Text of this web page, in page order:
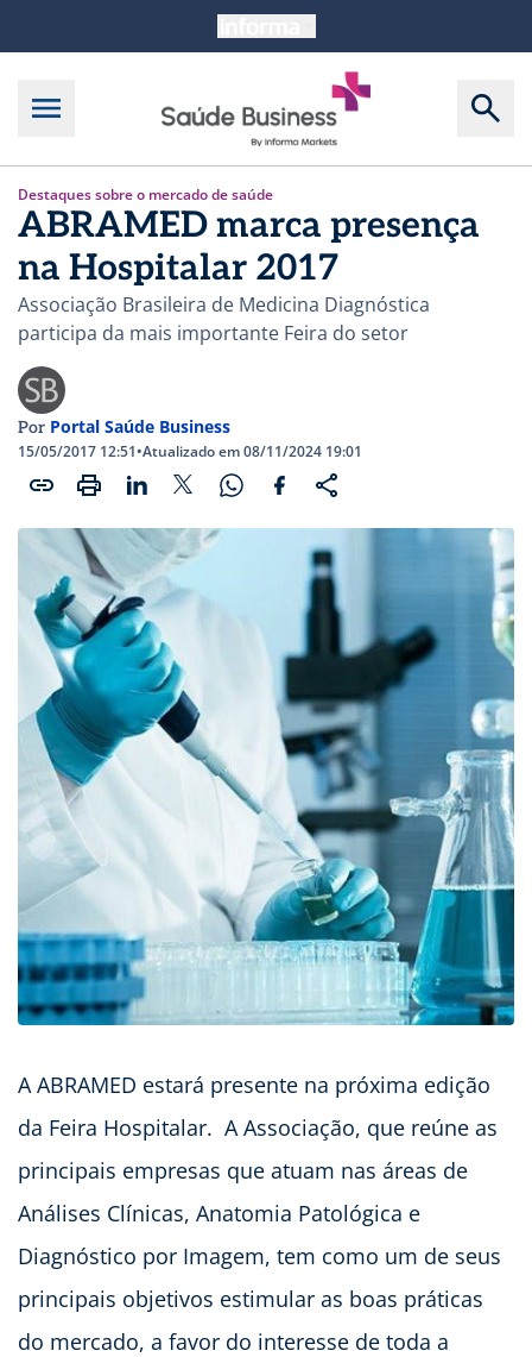
Destaques sobre o mercado de saúde
ABRAMED marca presença
na Hospitalar 2017
Associação Brasileira de Medicina Diagnóstica
participa da mais importante Feira do setor
Por Portal Saúde Business
15/05/2017 12:51•Atualizado em 08/11/2024 19:01
A ABRAMED estará presente na próxima edição
da Feira Hospitalar. A Associação, que reúne as
principais empresas que atuam nas áreas de
Análises Clínicas, Anatomia Patológica e
Diagnóstico por Imagem, tem como um de seus
principais objetivos estimular as boas práticas
do mercado, a favor do interesse de toda a